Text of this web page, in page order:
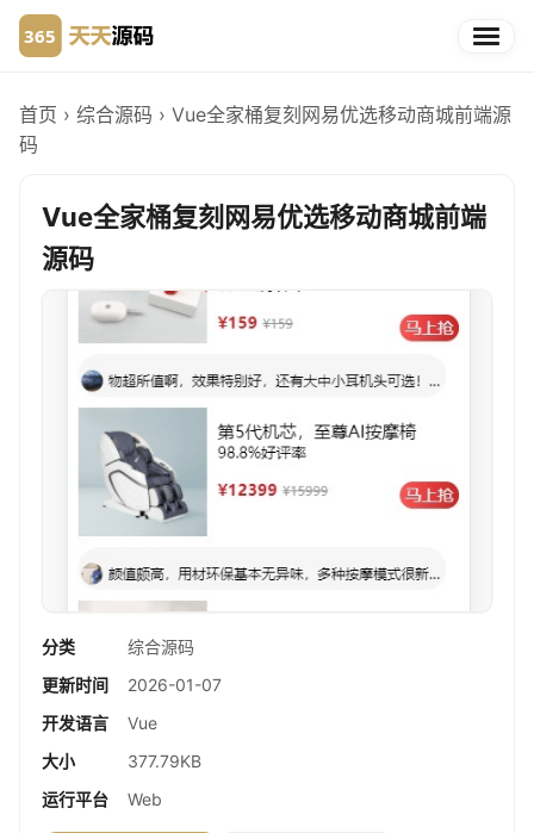
首页 › 综合源码 › Vue全家桶复刻网易优选移动商城前端源
码
Vue全家桶复刻网易优选移动商城前端
源码
分类
综合源码
更新时间
2026-01-07
开发语言
Vue
大小
377.79KB
运行平台
Web